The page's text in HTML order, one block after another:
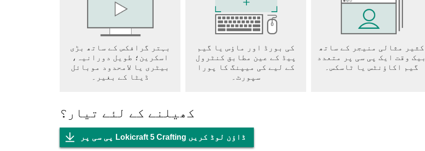
بہتر گرافکس کے ساتھ بڑی
اسکرین؛ طویل دورانیہ،
بیٹری یا لامحدود موبائل
ڈیٹا کے بغیر۔
کی بورڈ اور ماؤس یا گیم
پیڈ کے عین مطابق کنٹرول
کے لیے کی میپنگ کا پورا
سپورٹ۔
کثیر مثالی منیجر کے ساتھ
بیک وقت ایک پی سی پر متعدد
گیم اکاؤنٹس یا ٹاسکس۔
کھیلنے کے لئے تیار؟
پی سی پر Lokicraft 5 Crafting ڈاؤن لوڈ کریں